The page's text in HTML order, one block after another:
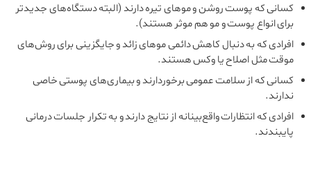
کسانی که پوست روشن و موهای تیره دارند (البته دستگاه‌های جدیدتر
برای انواع پوست و مو هم موثر هستند).
افرادی که به دنبال کاهش دائمی موهای زائد و جایگزینی برای روش‌های
موقت مثل اصلاح یا وکس هستند.
کسانی که از سلامت عمومی برخوردارند و بیماری‌های پوستی خاصی
ندارند.
افرادی که انتظارات واقع‌بینانه از نتایج دارند و به تکرار جلسات درمانی
پایبندند.